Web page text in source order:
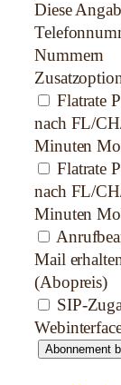
Diese
Nummern
Flatrate
nach FL/
Minuten
Flatrate
nach FL/
Minuten
Mail
(Abopreis)
SIP-
Abonnement